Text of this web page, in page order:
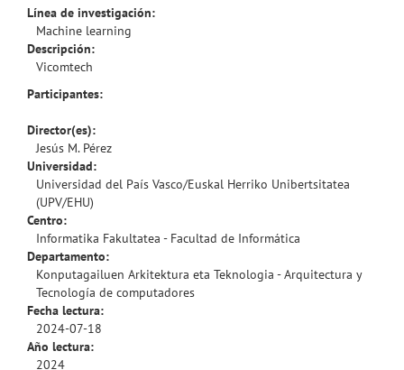
Línea de investigación:
Machine learning
Descripción:
Vicomtech
Participantes:
Director(es):
Jesús M. Pérez
Universidad:
Universidad del País Vasco/Euskal Herriko Unibertsitatea
(UPV/EHU)
Centro:
Informatika Fakultatea - Facultad de Informática
Departamento:
Konputagailuen Arkitektura eta Teknologia - Arquitectura y
Tecnología de computadores
Fecha lectura:
2024-07-18
Año lectura:
2024